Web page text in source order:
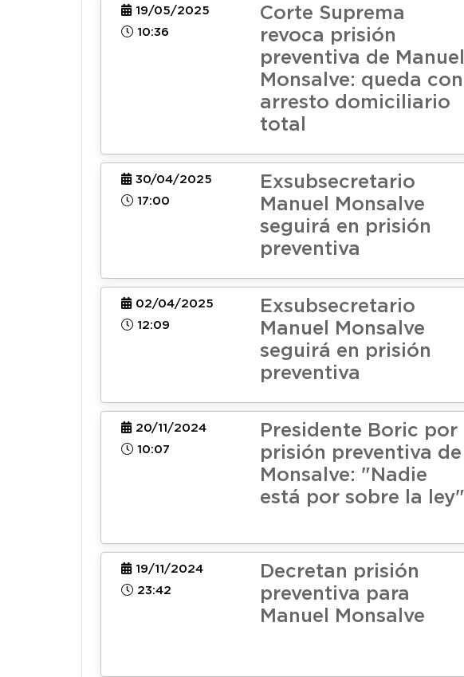
19/05/2025
10:36
Corte Suprema
revoca prisión
preventiva de Manuel
Monsalve: queda con
arresto domiciliario
total
30/04/2025
17:00
Exsubsecretario
Manuel Monsalve
seguirá en prisión
preventiva
02/04/2025
12:09
Exsubsecretario
Manuel Monsalve
seguirá en prisión
preventiva
20/11/2024
10:07
Presidente Boric por
prisión preventiva de
Monsalve: "Nadie
está por sobre la ley"
19/11/2024
23:42
Decretan prisión
preventiva para
Manuel Monsalve